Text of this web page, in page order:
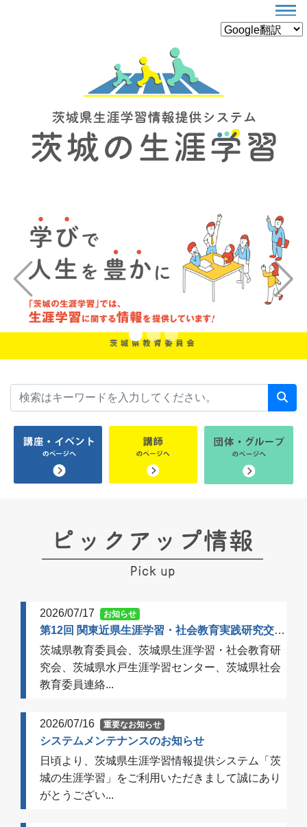
Previous Next
2026/07/17 お知らせ
第12回 関東近県生涯学習・社会教育実践研究交流会 開催のご案内（一次案内）
茨城県教育委員会、茨城県生涯学習・社会教育研
究会、茨城県水戸生涯学習センター、茨城県社会
教育委員連絡...
2026/07/16 重要なお知らせ
システムメンテナンスのお知らせ
日頃より、茨城県生涯学習情報提供システム「茨
城の生涯学習」をご利用いただきまして誠にあり
がとうござい...